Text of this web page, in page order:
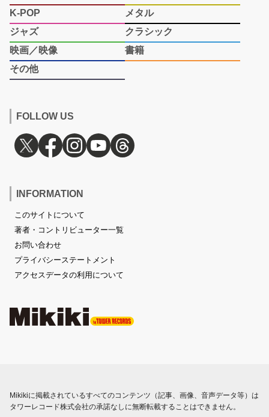
K-POP
メタル
ジャズ
クラシック
映画／映像
書籍
その他
FOLLOW US
INFORMATION
このサイトについて
著者・コントリビューター一覧
お問い合わせ
プライバシーステートメント
アクセスデータの利用について
Mikikiに掲載されているすべてのコンテンツ（記事、画像、音声データ等）は
タワーレコード株式会社の承諾なしに無断転載することはできません。